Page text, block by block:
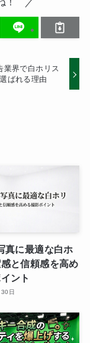
業界で白ホリス
ばれる理由
真に最適な白ホ
と信頼感を高め
ント
日